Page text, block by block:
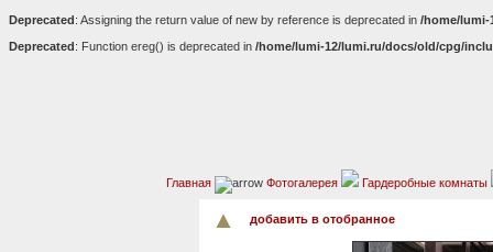
Deprecated: Assigning the return value of new by reference is deprecated in /home/lumi-
Deprecated: Function ereg() is deprecated in /home/lumi-12/lumi.ru/docs/old/cpg/
Главная Фотогалерея Гардеробные комнаты
добавить в отобранное